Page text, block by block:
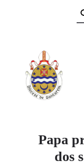
Papa
dos
A DIOCESE
CELEBRAÇÃO
VIDA CRISTÃ
NOTÍCIAS